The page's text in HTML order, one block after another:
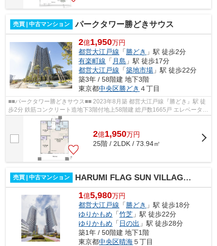
売買 | 中古マンション パークタワー勝どきサウス
2億1,950万円
都営大江戸線 「 勝どき 」駅 徒歩2分
有楽町線 「 月島 」駅 徒歩17分
都営大江戸線 「築地市場 」駅 徒歩22分
築3年 / 58階建 地下3階
東京都中央区勝どき ４丁目
■■パークタワー勝どきサウス■■ 2023年8月築 都営大江戸線『勝どき』駅 徒
歩2分 鉄筋コンクリート造地下3階付地上58階建 総戸数1665戸 エレベーター
2基以上完備 ダブルオートロック ...
2億1,950万円
25階 / 2LDK / 73.94㎡
売買 | 中古マンション HARUMI FLAG SUN VILLAGE T棟
1億5,980万円
都営大江戸線 「勝どき 」駅 徒歩18分
ゆりかもめ 「竹芝 」駅 徒歩22分
ゆりかもめ 「日の出 」駅 徒歩28分
築1年 / 50階建 地下1階
東京都中央区晴海５丁目